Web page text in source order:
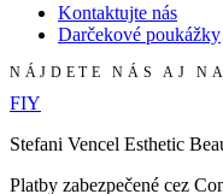
Kontaktujte nás
Darčekové poukážky
NÁJDETE NÁS AJ NA
FIY
Stefani Vencel Esthetic
Platby zabezpečené cez